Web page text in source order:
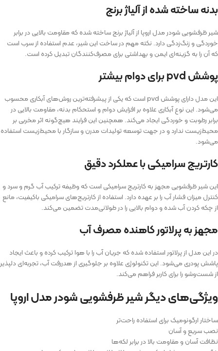
بدنه ساخته شده از آلیاژ برنج
شیر ظرفشویی شودر مدل اروپا از آلیاژ برنج ساخته شده که مقاومت بالایی در برابر
خوردگی و زنگ‌زدگی دارد. نکته مهم در ساخت این شیر، عدم استفاده از سرب است
که آن را به گزینه‌ای ایمن و بهداشتی برای مصرف‌کنندگان تبدیل کرده است.
پوشش pvd برای دوام بیشتر
این مدل دارای پوشش pvd است که یکی از پیشرفته‌ترین روش‌های آبکاری محسوب
می‌شود. این نوع آبکاری علاوه بر افزایش دوام و استحکام بدنه، مقاومت بالایی در
برابر رطوبت و خوردگی ایجاد می‌کند. همچنین این فرایند هیچ‌گونه اثر مخربی بر
محیط‌زیست ندارد و در جهت توسعه تولیدات مدرن و سازگار با محیط‌زیست استفاده
می‌شود.
کارتریج سرامیکی با عملکرد دقیق
این شیر ظرفشویی مجهز به کارتریج سرامیکی است که وظیفه ترکیب آب گرم و سرد و
کنترل میزان فشار آب را بر عهده دارد. استفاده از کارتریج‌های سرامیکی باکیفیت، مانع
از چکه کردن آب شده و دوام بالایی را در طولانی‌مدت تضمین می‌کند.
مجهز به پرلاتور کاهنده مصرف آب
در این مدل از پرلاتور استفاده شده که جریان آب را با هوا ترکیب کرده و باعث ایجاد
پاشش پودری می‌شود. این تکنولوژی علاوه بر جلوگیری از هدررفت آب، تجربه‌ای دلپذیر
از شست‌وشو را برای کاربر فراهم می‌کند.
ویژگی‌های دیگر شیر ظرفشویی شودر مدل اروپا
ساختار ارگونومیک برای استفاده راحت‌تر
نصب سریع و آسان
نظافت آسان و مقاومت بالا در برابر لکه‌ها